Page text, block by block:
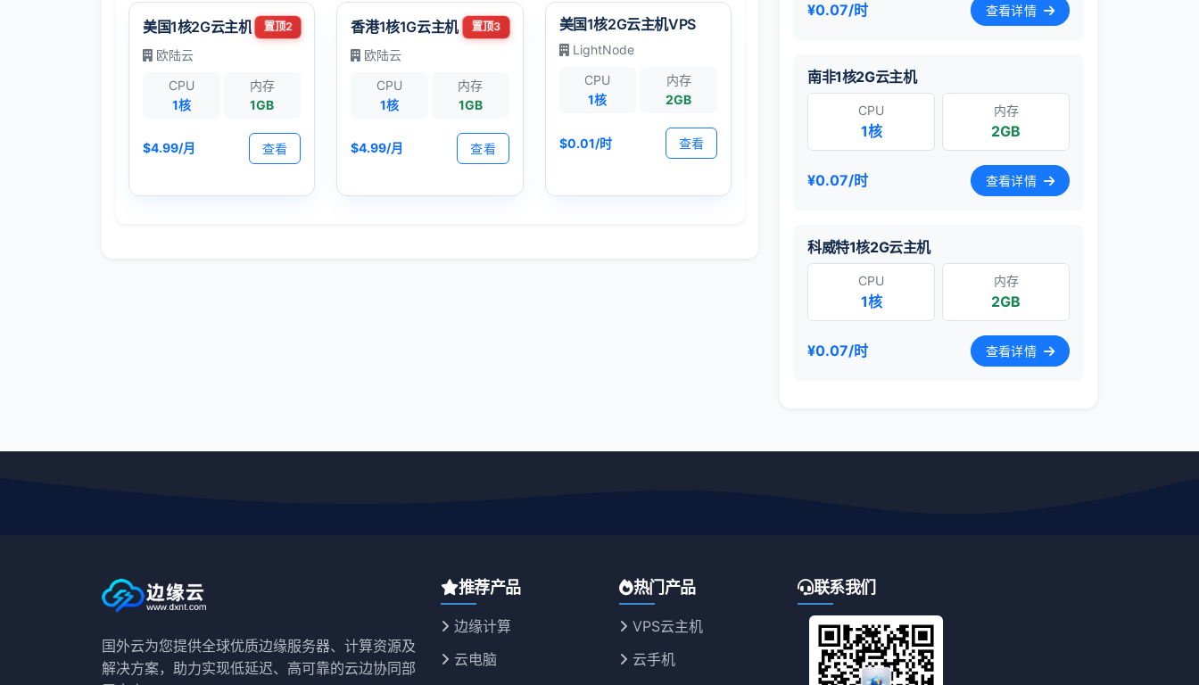
美国1核2G云主机 置顶2
欧陆云
CPU
1核
内存
1GB
$4.99/月 查看
香港1核1G云主机 置顶3
欧陆云
CPU
1核
内存
1GB
$4.99/月 查看
美国1核2G云主机VPS
LightNode
CPU
1核
内存
2GB
$0.01/时 查看
¥0.07/时 查看详情
南非1核2G云主机
CPU
1核
内存
2GB
¥0.07/时 查看详情
科威特1核2G云主机
CPU
1核
内存
2GB
¥0.07/时 查看详情
国外云为您提供全球优质边缘服务器、计算资源及
解决方案，助力实现低延迟、高可靠的云边协同部
推荐产品
边缘计算
云电脑
热门产品
VPS云主机
云手机
联系我们